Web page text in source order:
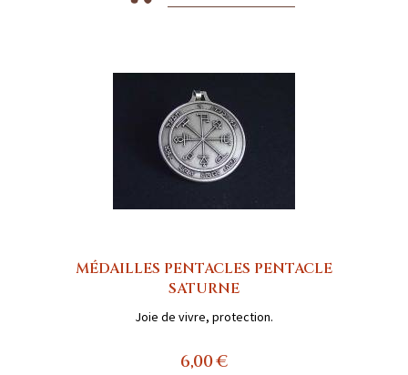
MÉDAILLES PENTACLES PENTACLE
SATURNE
Joie de vivre, protection.
6,00 €